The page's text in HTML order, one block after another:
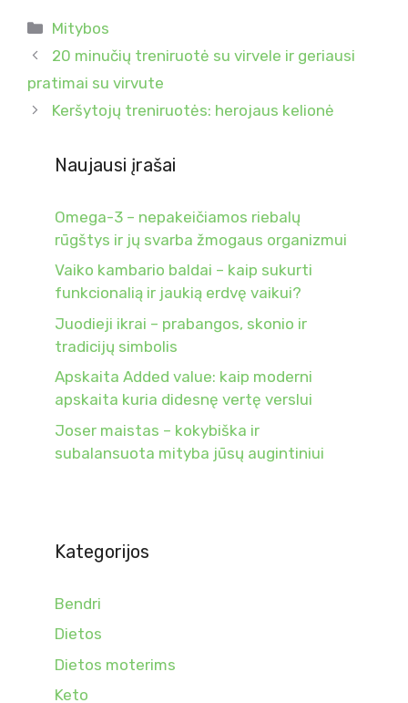
Kategorijos
Mitybos
20 minučių treniruotė su virvele ir geriausi
pratimai su virvute
Keršytojų treniruotės: herojaus kelionė
Naujausi įrašai
Omega-3 – nepakeičiamos riebalų
rūgštys ir jų svarba žmogaus organizmui
Vaiko kambario baldai – kaip sukurti
funkcionalią ir jaukią erdvę vaikui?
Juodieji ikrai – prabangos, skonio ir
tradicijų simbolis
Apskaita Added value: kaip moderni
apskaita kuria didesnę vertę verslui
Joser maistas – kokybiška ir
subalansuota mityba jūsų augintiniui
Kategorijos
Bendri
Dietos
Dietos moterims
Keto